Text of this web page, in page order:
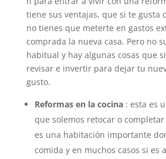
tiene sus ventajas, que si te gusta
no tienes que meterte en gastos
comprada la nueva casa. Pero no
habitual y hay algunas cosas que
revisar e invertir para dejar tu
gusto.
Reformas en la cocina : esta es
que solemos retocar o
es una habitación importante
comida y en muchos casos si es